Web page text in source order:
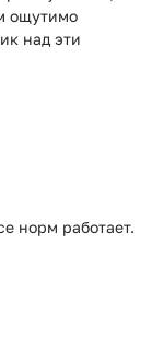
ощутимо
над эти
норм работает.